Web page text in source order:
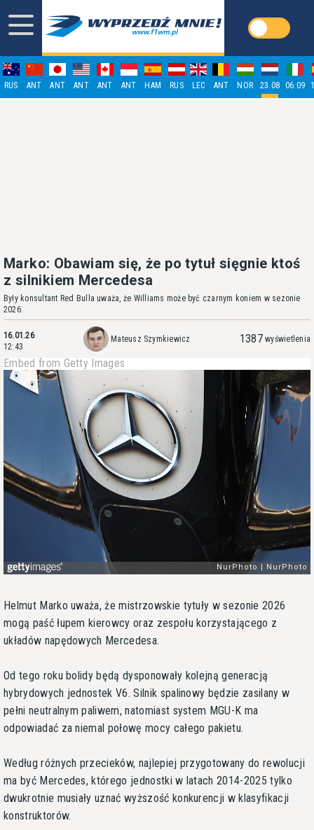
RUS ANT ANT ANT ANT ANT HAM RUS LEC ANT NOR 23.08 06.09
Marko: Obawiam się, że po tytuł sięgnie ktoś
z silnikiem Mercedesa
Były konsultant Red Bulla uważa, że Williams może być czarnym koniem w sezonie
2026.
16.01.26
12:43
Mateusz Szymkiewicz 1387 wyświetlenia
Embed from Getty Images
Helmut Marko uważa, że mistrzowskie tytuły w sezonie 2026
mogą paść łupem kierowcy oraz zespołu korzystającego z
układów napędowych Mercedesa.
Od tego roku bolidy będą dysponowały kolejną generacją
hybrydowych jednostek V6. Silnik spalinowy będzie zasilany w
pełni neutralnym paliwem, natomiast system MGU-K ma
odpowiadać za niemal połowę mocy całego pakietu.
Według różnych przecieków, najlepiej przygotowany do rewolucji
ma być Mercedes, którego jednostki w latach 2014-2025 tylko
dwukrotnie musiały uznać wyższość konkurencji w klasyfikacji
konstruktorów.